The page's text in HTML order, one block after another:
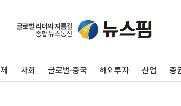
사회 글로벌·중국 해외투자 산업 증
부동산 세제개편 입
'협치는 어디로'...대전
에이치시티, 허봉재
메가커피, NCT
쿠팡, 로켓직구 신규